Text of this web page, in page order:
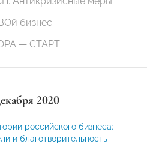
бизнес
— СТАРТ
2020
российского бизнеса:
и благотворительность